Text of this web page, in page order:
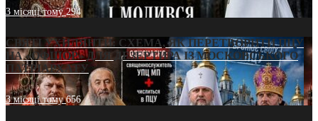
3 місяці тому294
СВЯТІ УХИЛЯНТИ: СХЕМА, ЯК ПЕРЕТВОРИТИ ПЦУ
НА «ОФШОР» ДЛЯ ДЕЗЕРТИРА ІЗ МОСКОВСЬКОГО
ПАТРІАРХАТУ
3 місяці тому656